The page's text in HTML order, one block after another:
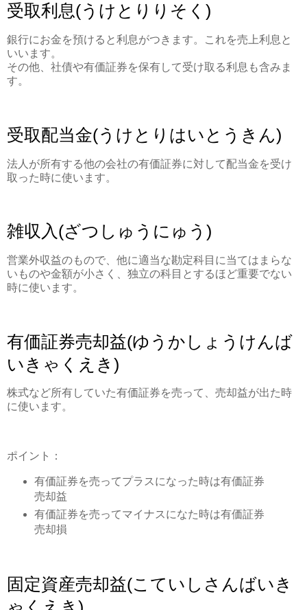
受取利息(うけとりりそく)
銀行にお金を預けると利息がつきます。これを売上利息と
いいます。
その他、社債や有価証券を保有して受け取る利息も含みま
す。
受取配当金(うけとりはいとうきん)
法人が所有する他の会社の有価証券に対して配当金を受け
取った時に使います。
雑収入(ざつしゅうにゅう)
営業外収益のもので、他に適当な勘定科目に当てはまらな
いものや金額が小さく、独立の科目とするほど重要でない
時に使います。
有価証券売却益(ゆうかしょうけんば
いきゃくえき)
株式など所有していた有価証券を売って、売却益が出た時
に使います。
ポイント：
有価証券を売ってプラスになった時は有価証券
売却益
有価証券を売ってマイナスになた時は有価証券
売却損
固定資産売却益(こていしさんばいき